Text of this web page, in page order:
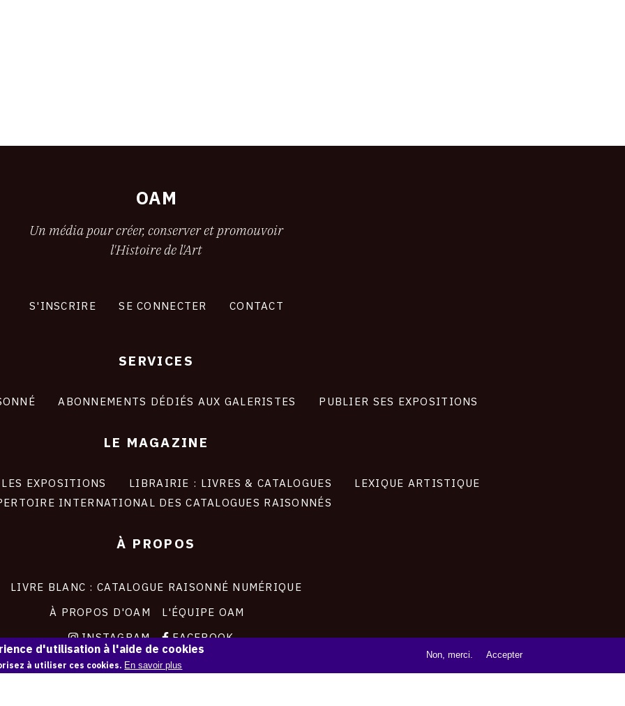
OAM
Un média pour créer, conserver et promouvoir
l'Histoire de l'Art
S'INSCRIRE SE CONNECTER CONTACT
SERVICES
ABONNEMENTS DÉDIÉS AUX GALERISTES PUBLIER SES EXPOSITIONS
LE MAGAZINE
LES EXPOSITIONS LIBRAIRIE : LIVRES & CATALOGUES
LEXIQUE ARTISTIQUE
INTERNATIONAL DES CATALOGUES RAISONNÉS
À PROPOS
LIVRE BLANC : CATALOGUE RAISONNÉ NUMÉRIQUE
À PROPOS D'OAM
L'ÉQUIPE OAM
INSTAGRAM
FACEBOOK
CGU
CGV
d'utilisation à l'aide de cookies
à utiliser ces cookies. En savoir plus
Non, merci. Accepter